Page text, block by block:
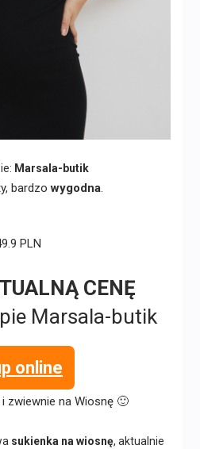
Marsala-butik
bardzowygodna.
PLN
CENĘ
Marsala-butik
online
zwiewnie na Wiosnę 🙂
sukienka na wiosnę, aktualnie